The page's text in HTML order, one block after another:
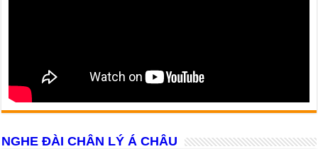
NGHE ĐÀI CHÂN LÝ Á CHÂU